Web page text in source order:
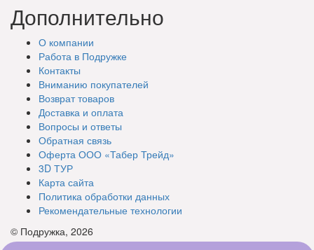
Дополнительно
О компании
Работа в Подружке
Контакты
Вниманию покупателей
Возврат товаров
Доставка и оплата
Вопросы и ответы
Обратная связь
Оферта ООО «Табер Трейд»
3D ТУР
Карта сайта
Политика обработки данных
Рекомендательные технологии
© Подружка, 2026